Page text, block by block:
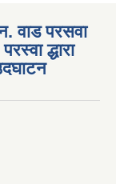
वाड परसवा
द्धारा